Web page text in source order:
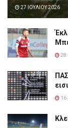
27 ΙΟΥΛΊΟΥ 2026
28
16